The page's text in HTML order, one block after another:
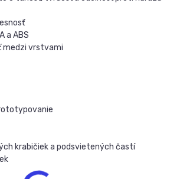
a ABS
medzi vrstvami
krabičiek a podsvietených častí